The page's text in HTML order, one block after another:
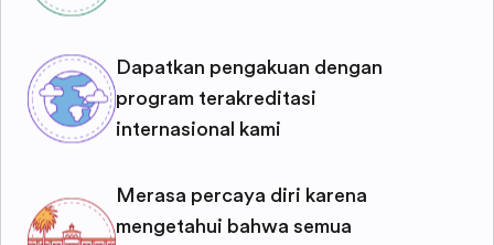
Dapatkan pengakuan dengan
program terakreditasi
internasional kami
Merasa percaya diri karena
mengetahui bahwa semua